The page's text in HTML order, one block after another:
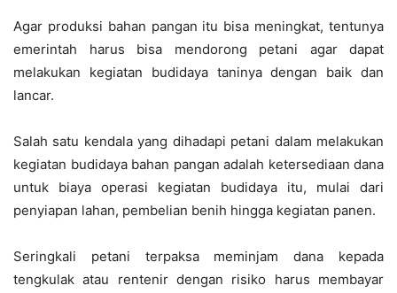
Agar produksi bahan pangan itu bisa meningkat, tentunya
emerintah harus bisa mendorong petani agar dapat
melakukan kegiatan budidaya taninya dengan baik dan
lancar.
Salah satu kendala yang dihadapi petani dalam melakukan
kegiatan budidaya bahan pangan adalah ketersediaan dana
untuk biaya operasi kegiatan budidaya itu, mulai dari
penyiapan lahan, pembelian benih hingga kegiatan panen.
Seringkali petani terpaksa meminjam dana kepada
tengkulak atau rentenir dengan risiko harus membayar